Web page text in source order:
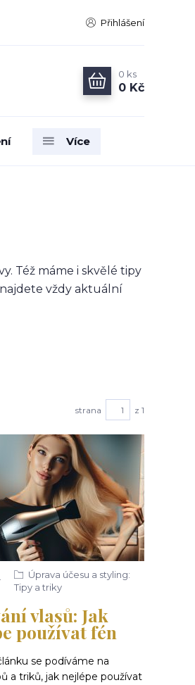
Přihlášení
0 ks
0 Kč
Více
Též máme i skvělé tipy
vždy aktuální
strana z 1
vlasů: Jak
používat fén
Úprava účesu a styling:
Tipy a triky
se podíváme na
a triků, jak nejlépe používat